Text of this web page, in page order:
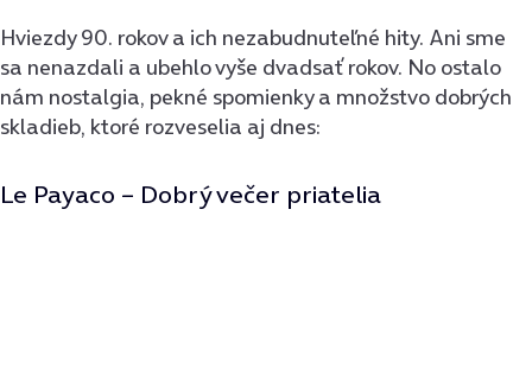
Hviezdy 90. rokov a ich nezabudnuteľné hity. Ani sme
sa nenazdali a ubehlo vyše dvadsať rokov. No ostalo
nám nostalgia, pekné spomienky a množstvo dobrých
skladieb, ktoré rozveselia aj dnes:
Le Payaco – Dobrý večer priatelia